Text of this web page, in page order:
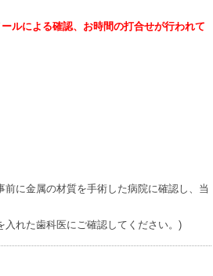
ルによる確認、お時間の打合せが行われて
に金属の材質を手術した病院に確認し、当
入れた歯科医にご確認してください。)